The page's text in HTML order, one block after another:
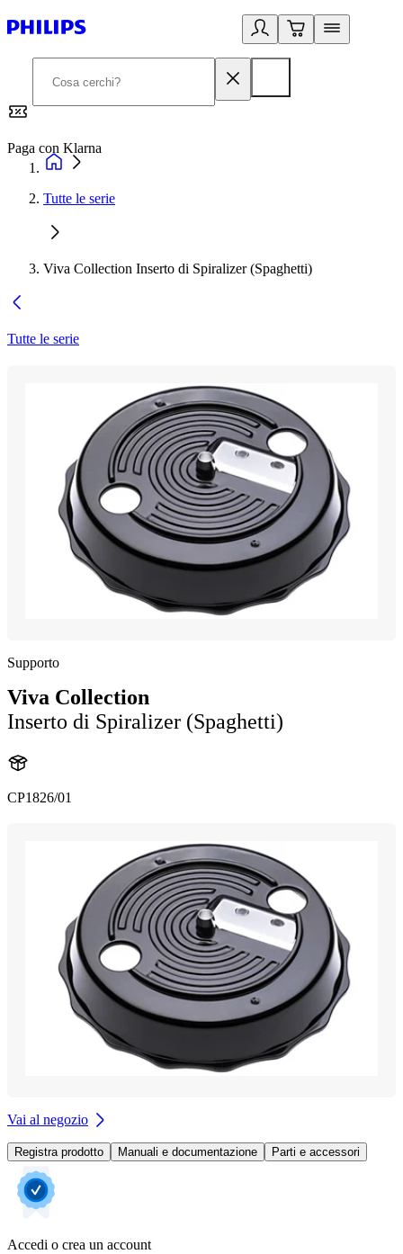
Paga con Klarna
Tutte le serie
Viva Collection Inserto di Spiralizer (Spaghetti)
Tutte le serie
Supporto
Viva Collection
Inserto di Spiralizer (Spaghetti)
CP1826/01
Vai al negozio
Registra prodotto Manuali e documentazione Parti e accessori
Accedi o crea un account